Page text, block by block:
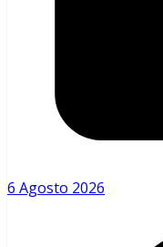
6 Agosto 2026